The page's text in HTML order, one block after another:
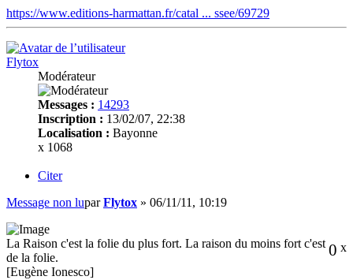
https://www.editions-harmattan.fr/catal ... ssee/69729
Flytox
Modérateur
Messages : 14293
Inscription : 13/02/07, 22:38
Localisation : Bayonne
x 1068
Citer
Message non luparFlytox » 06/11/11, 10:19
0 x
La Raison c'est la folie du plus fort. La raison du moins fort c'est
de la folie.
[Eugène Ionesco]